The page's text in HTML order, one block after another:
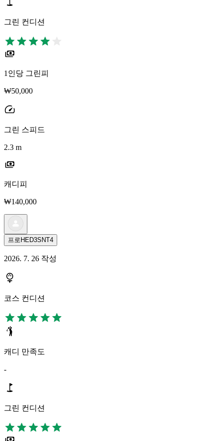
그린 컨디션
1인당 그린피
₩50,000
그린 스피드
2.3 m
캐디피
₩140,000
프로HED3SNT4
2026. 7. 26 작성
코스 컨디션
캐디 만족도
-
그린 컨디션